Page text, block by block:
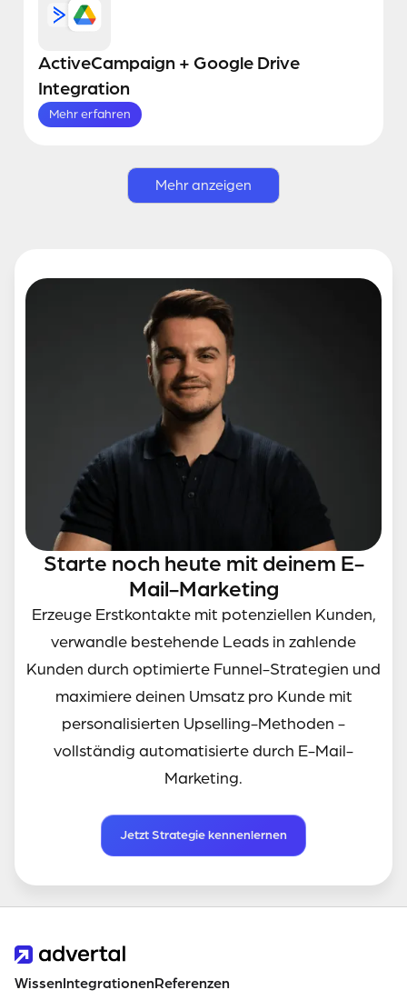
ActiveCampaign + Google Drive
Integration
Mehr erfahren
Mehr anzeigen
Starte noch heute mit deinem E-
Mail-Marketing
Erzeuge Erstkontakte mit potenziellen Kunden,
verwandle bestehende Leads in zahlende
Kunden durch optimierte Funnel-Strategien und
maximiere deinen Umsatz pro Kunde mit
personalisierten Upselling-Methoden -
vollständig automatisierte durch E-Mail-
Marketing.
Jetzt Strategie kennenlernen
Wissen Integrationen Referenzen